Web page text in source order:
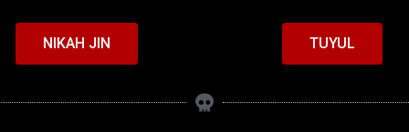
NIKAH JIN TUYUL